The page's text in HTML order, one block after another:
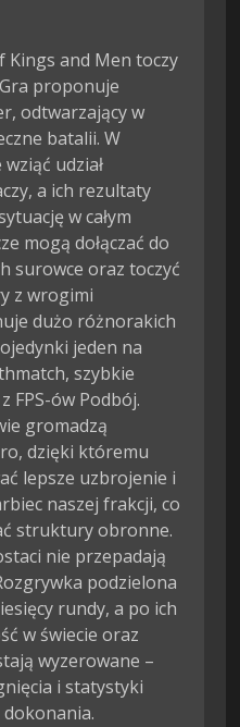
Kings and Men toczy
proponuje
odtwarzający w
batalii. W
udział
a ich rezultaty
w całym
mogą dołączać do
surowce oraz toczyć
z wrogimi
dużo różnorakich
jeden na
szybkie
FPS-ów Podbój.
gromadzą
dzięki któremu
lepsze uzbrojenie i
naszej frakcji, co
struktury obronne.
nie przepadają
podzielona
rundy, a po ich
w świecie oraz
wyzerowane –
i statystyki